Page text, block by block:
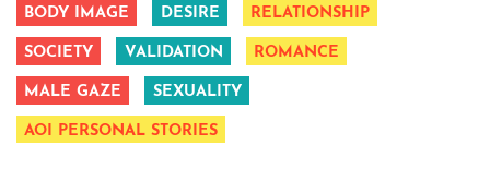
BODY IMAGE DESIRE RELATIONSHIP
SOCIETY VALIDATION ROMANCE
MALE GAZE SEXUALITY
AOI PERSONAL STORIES